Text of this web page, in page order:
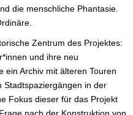
die menschliche Phantasie.
Zentrum des Projektes:
und ihre neu
ein Archiv mit älteren Touren
Stadtspaziergängen in der
Fokus dieser für das Projekt
nach der Konstruktion von